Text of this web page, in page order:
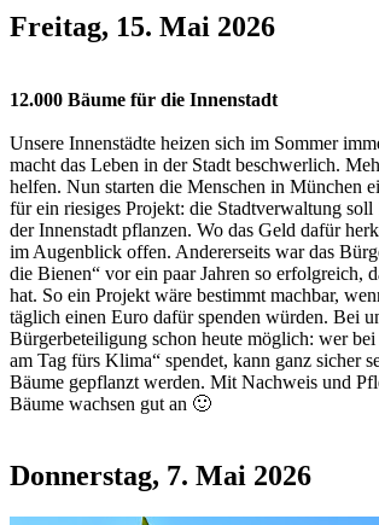
Freitag, 15. Mai 2026
12.000 Bäume für die Innenstadt
Unsere Innenstädte heizen sich im Sommer
macht das Leben in der Stadt beschwerlich.
helfen. Nun starten die Menschen in München
für ein riesiges Projekt: die Stadtverwaltung soll
der Innenstadt pflanzen. Wo das Geld dafür
im Augenblick offen. Andererseits war das
die Bienen“ vor ein paar Jahren so erfolgreich,
hat. So ein Projekt wäre bestimmt machbar,
täglich einen Euro dafür spenden würden. Bei
Bürgerbeteiligung schon heute möglich: wer
am Tag fürs Klima“ spendet, kann ganz sicher
Bäume gepflanzt werden. Mit Nachweis und
Bäume wachsen gut an 🙂
Donnerstag, 7. Mai 2026